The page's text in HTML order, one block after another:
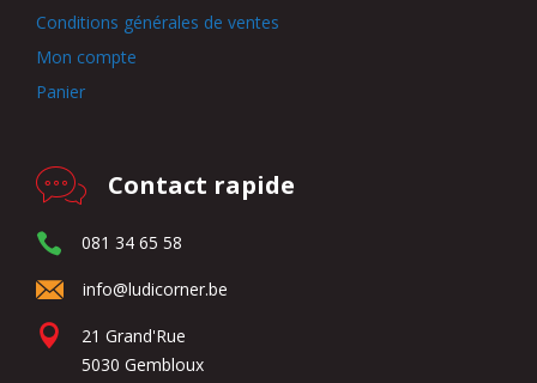
Conditions générales de ventes
Mon compte
Panier
Contact rapide
081 34 65 58
info@ludicorner.be
21 Grand'Rue
5030 Gembloux